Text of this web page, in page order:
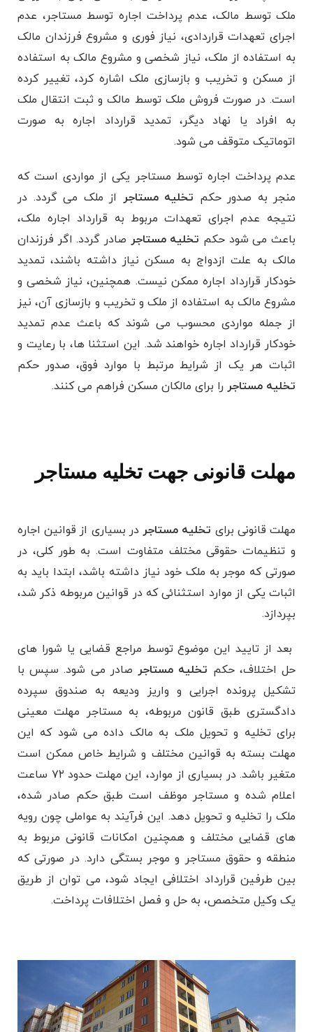
ملک توسط مالک، عدم پرداخت اجاره توسط مستاجر، عدم
اجرای تعهدات قراردادی، نیاز فوری و مشروع فرزندان مالک
به استفاده از ملک، نیاز شخصی و مشروع مالک به استفاده
از مسکن و تخریب و بازسازی ملک اشاره کرد، تغییر کرده
است. در صورت فروش ملک توسط مالک و ثبت انتقال ملک
به افراد یا نهاد دیگر، تمدید قرارداد اجاره به صورت
اتوماتیک متوقف می ‌شود.
عدم پرداخت اجاره توسط مستاجر یکی از مواردی است که
منجر به صدور حکم تخلیه مستاجر از ملک می گردد. در
نتیجه عدم اجرای تعهدات مربوط به قرارداد اجاره ملک،
باعث می شود حکم تخلیه مستاجر صادر گردد. اگر فرزندان
مالک به علت ازدواج به مسکن نیاز داشته باشند، تمدید
خودکار قرارداد اجاره ممکن نیست. همچنین، نیاز شخصی و
مشروع مالک به استفاده از ملک و تخریب و بازسازی آن، نیز
از جمله مواردی محسوب می شوند که باعث عدم تمدید
خودکار قرارداد اجاره خواهند شد. این استثنا ها، با رعایت و
اثبات هر یک از شرایط مرتبط با موارد فوق، صدور حکم
تخلیه مستاجر را برای مالکان مسکن فراهم می ‌کنند.
مهلت قانونی جهت تخلیه مستاجر
مهلت قانونی برای تخلیه مستاجردر بسیاری از قوانین اجاره
و تنظیمات حقوقی مختلف متفاوت است. به طور کلی، در
صورتی که موجر به ملک خود نیاز داشته باشد، ابتدا باید به
اثبات یکی از موارد استثنائی که در قوانین مربوطه ذکر شد،
بپردازد.
بعد از تایید این موضوع توسط مراجع قضایی یا شورا های
حل اختلاف، حکم تخلیه مستاجر صادر می ‌شود. سپس با
تشکیل پرونده اجرایی و واریز ودیعه به صندوق سپرده
دادگستری طبق قانون مربوطه، به مستاجر مهلت معینی
برای تخلیه و تحویل ملک به مالک داده می شود که این
مهلت بسته به قوانین مختلف و شرایط خاص ممکن است
متغیر باشد. در بسیاری از موارد، این مهلت حدود ۷۲ ساعت
اعلام شده و مستاجر موظف است طبق حکم صادر شده،
ملک را تخلیه و تحویل دهد. این فرآیند به عواملی چون رویه
‌های قضایی مختلف و همچنین امکانات قانونی مربوط به
منطقه و حقوق مستاجر و موجر بستگی دارد. در صورتی که
بین طرفین قرارداد اختلافی ایجاد شود، می توان از طریق
یک وکیل متخصص، به حل و فصل اختلافات پرداخت.